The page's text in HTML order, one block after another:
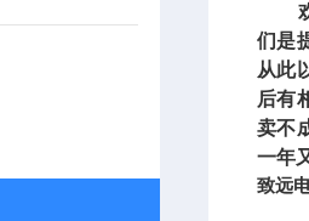
欢
们是
从此
后有
卖不
一年
致远